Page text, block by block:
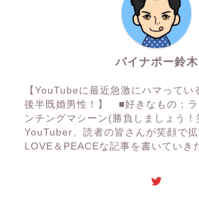
パイナポー鈴木
【YouTubeに最近急激にハマって
後半既婚男性！】 ■好きなもの：
ンチングマシーン(勝負しましょう
YouTuber、読者の皆さんが笑顔で
LOVE＆PEACEな記事を書いていき